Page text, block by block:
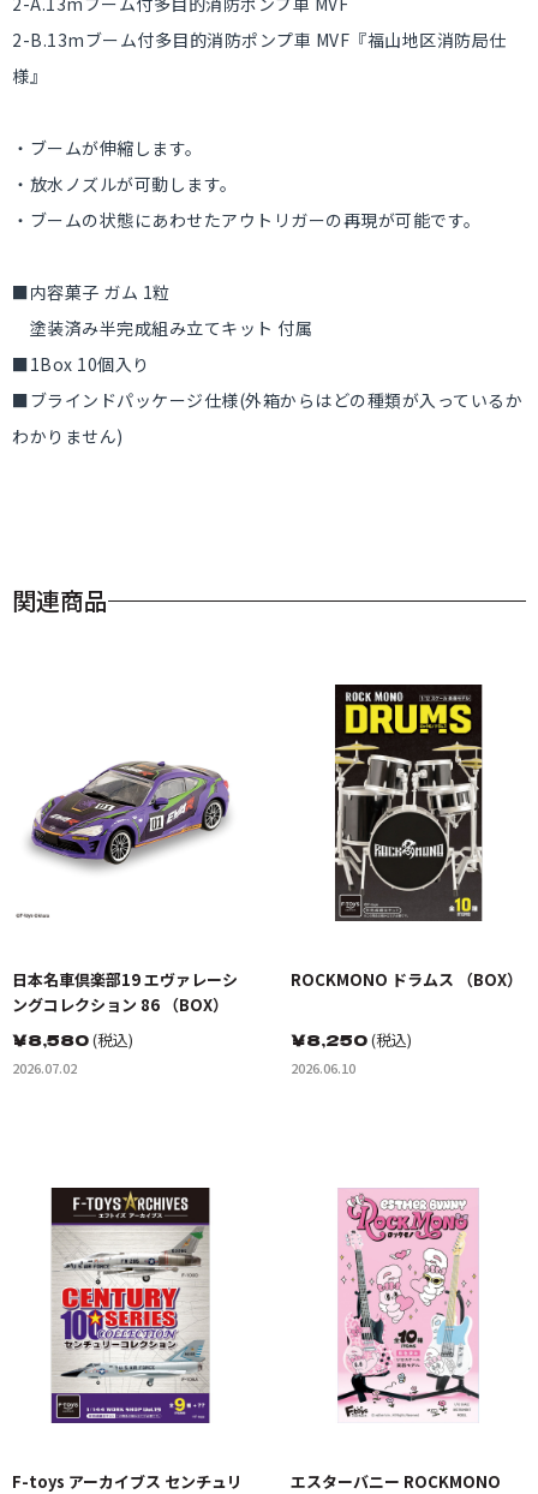
2-B.13mブーム付多目的消防ポンプ車 MVF『福山地区消防局仕
様』
・ブームが伸縮します。
・放水ノズルが可動します。
・ブームの状態にあわせたアウトリガーの再現が可能です。
■内容菓子 ガム 1粒
塗装済み半完成組み立てキット 付属
■1Box 10個入り
■ブラインドパッケージ仕様(外箱からはどの種類が入っているか
わかりません)
関連商品
日本名車倶楽部19 エヴァレーシ
ングコレクション 86 （BOX）
￥8,580(税込)
2026.07.02
ROCKMONO ドラムス （BOX）
￥8,250(税込)
2026.06.10
F-toys アーカイブス センチュリ
エスターバニー ROCKMONO